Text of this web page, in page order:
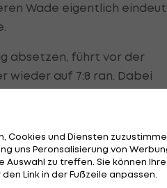
Wade eigentlich
absetzen, führt vor der
wieder auf 7:8 ran. Dabei
15 Punkte.
Folge kommt er zu
Cookies und Diensten
uns Peronsalisierung von
zu treffen. Sie können
Link in der Fußzeile anpassen.